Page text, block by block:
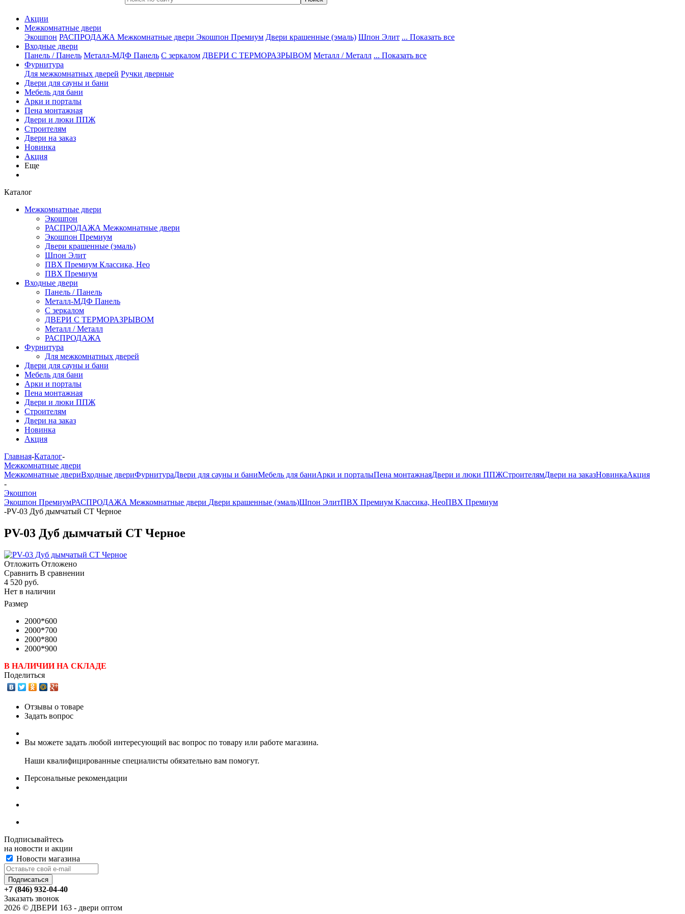
Акции
Межкомнатные двери
Экошпон РАСПРОДАЖА Межкомнатные двери Экошпон Премиум Двери крашенные (эмаль) Шпон Элит ... Показать все
Входные двери
Панель / Панель Металл-МДФ Панель С зеркалом ДВЕРИ С ТЕРМОРАЗРЫВОМ Металл / Металл ... Показать все
Фурнитура
Для межкомнатных дверей Ручки дверные
Двери для сауны и бани
Мебель для бани
Арки и порталы
Пена монтажная
Двери и люки ППЖ
Строителям
Двери на заказ
Новинка
Акция
Еще
Каталог
Межкомнатные двери
Экошпон
РАСПРОДАЖА Межкомнатные двери
Экошпон Премиум
Двери крашенные (эмаль)
Шпон Элит
ПВХ Премиум Классика, Нео
ПВХ Премиум
Входные двери
Панель / Панель
Металл-МДФ Панель
С зеркалом
ДВЕРИ С ТЕРМОРАЗРЫВОМ
Металл / Металл
РАСПРОДАЖА
Фурнитура
Для межкомнатных дверей
Двери для сауны и бани
Мебель для бани
Арки и порталы
Пена монтажная
Двери и люки ППЖ
Строителям
Двери на заказ
Новинка
Акция
Главная-Каталог-
Межкомнатные двери
Межкомнатные двериВходные двериФурнитураДвери для сауны и баниМебель для баниАрки и порталыПена монтажнаяДвери и люки ППЖСтроителямДвери на заказНовинкаАкция
-
Экошпон
Экошпон ПремиумРАСПРОДАЖА Межкомнатные двери Двери крашенные (эмаль)Шпон ЭлитПВХ Премиум Классика, НеоПВХ Премиум
-PV-03 Дуб дымчатый СТ Черное
PV-03 Дуб дымчатый СТ Черное
Отложить Отложено
Сравнить В сравнении
4 520 руб.
Нет в наличии
Размер
2000*600
2000*700
2000*800
2000*900
В НАЛИЧИИ НА СКЛАДЕ
Поделиться
Отзывы о товаре
Задать вопрос
Вы можете задать любой интересующий вас вопрос по товару или работе магазина.
Наши квалифицированные специалисты обязательно вам помогут.
Персональные рекомендации
Подписывайтесь
на новости и акции
Новости магазина
+7 (846) 932-04-40
Заказать звонок
2026 © ДВЕРИ 163 - двери оптом